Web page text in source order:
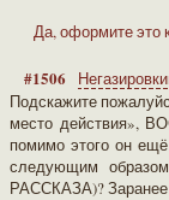
Да, оформите это
#1506
Подскажите
место действия»,
помимо этого он
следующим
РАССКАЗА)? Заранее